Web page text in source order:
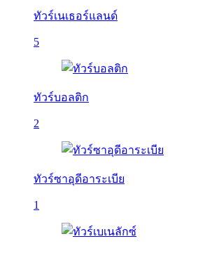
ทัวร์เนเธอร์แลนด์
5
ทัวร์บอลติก
2
ทัวร์ซาอุดีอาระเบีย
1